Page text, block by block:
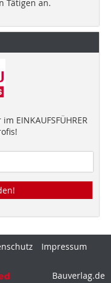
Tätigen an.
EINKAUFSFÜHRER
Impressum
Bauverlag.de